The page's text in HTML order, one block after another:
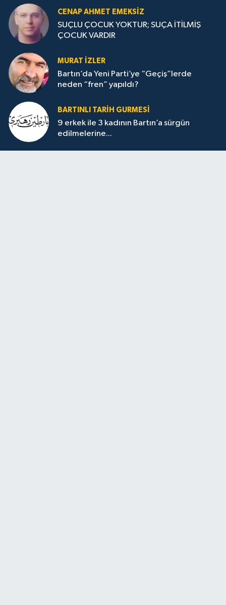
CENAP AHMET EMEKSİZ
SUÇLU ÇOCUK YOKTUR; SUÇA İTİLMİŞ
ÇOCUK VARDIR
MURAT İZLER
Bartın’da Yeni Parti’ye “Geçiş”lerde
neden “fren” yapıldı?
BARTINLI TARIH GURMESI
9 erkek ile 3 kadının Bartın’a sürgün
edilmelerine...